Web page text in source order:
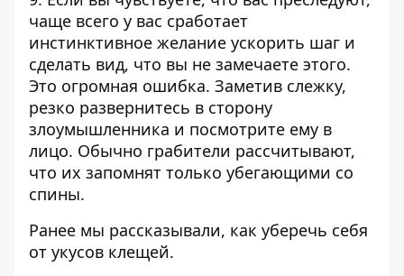
чаще всего у вас сработает
инстинктивное желание ускорить шаг и
сделать вид, что вы не замечаете этого.
Это огромная ошибка. Заметив слежку,
резко развернитесь в сторону
злоумышленника и посмотрите ему в
лицо. Обычно грабители рассчитывают,
что их запомнят только убегающими со
спины.
Ранее мы рассказывали, как уберечь себя
от укусов клещей.